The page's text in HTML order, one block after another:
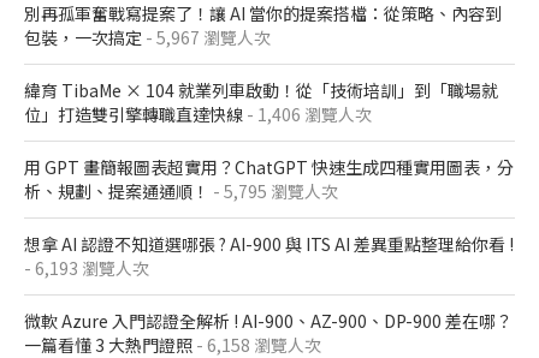
別再孤軍奮戰寫提案了！讓 AI 當你的提案搭檔：從策略、內容到
包裝，一次搞定 - 5,967 瀏覽人次
緯育 TibaMe × 104 就業列車啟動！從「技術培訓」到「職場就
位」打造雙引擎轉職直達快線 - 1,406 瀏覽人次
用 GPT 畫簡報圖表超實用？ChatGPT 快速生成四種實用圖表，分
析、規劃、提案通通順！ - 5,795 瀏覽人次
想拿 AI 認證不知道選哪張 ? AI-900 與 ITS AI 差異重點整理給你看 !
- 6,193 瀏覽人次
微軟 Azure 入門認證全解析​ ! AI-900、AZ-900、DP-900 差在哪？​
一篇看懂 3 大熱門證照​ - 6,158 瀏覽人次